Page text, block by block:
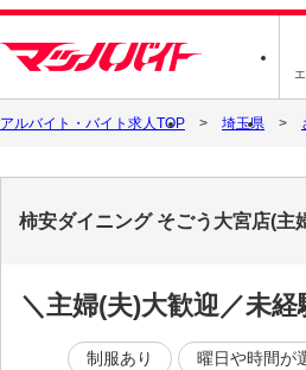
アルバイト・バイト求人TOP 埼玉県
柿安ダイニング そごう大宮店(主
＼主婦(夫)大歓迎／未
制服あり 曜日や時間が